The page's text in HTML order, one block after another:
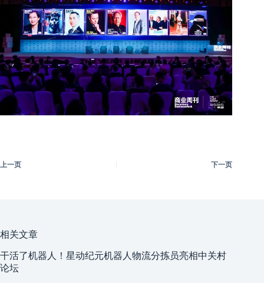
上一页 下一页
相关文章
干活了机器人！星动纪元机器人物流分拣员亮相中关村
论坛